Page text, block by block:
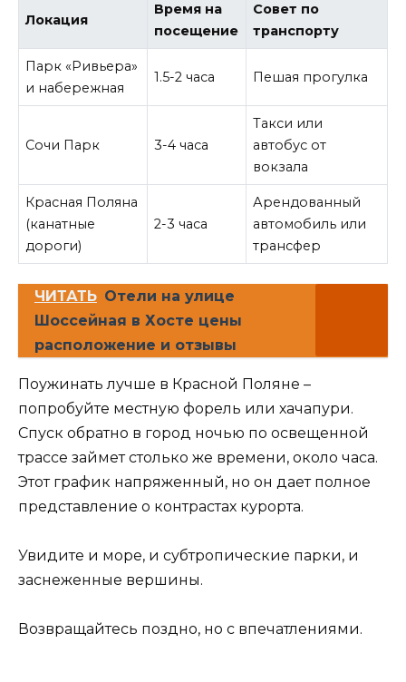
Локация
Время на
посещение
Совет по
транспорту
Парк «Ривьера»
и набережная
1.5-2 часа Пешая прогулка
Сочи Парк 3-4 часа
Такси или
автобус от
вокзала
Красная Поляна
(канатные
дороги)
2-3 часа
Арендованный
автомобиль или
трансфер
ЧИТАТЬ Отели на улице
Шоссейная в Хосте цены
расположение и отзывы
Поужинать лучше в Красной Поляне –
попробуйте местную форель или хачапури.
Спуск обратно в город ночью по освещенной
трассе займет столько же времени, около часа.
Этот график напряженный, но он дает полное
представление о контрастах курорта.
Увидите и море, и субтропические парки, и
заснеженные вершины.
Возвращайтесь поздно, но с впечатлениями.